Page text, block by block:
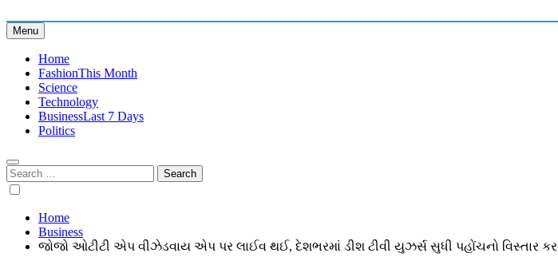
to
content
Menu
Home
FashionThis Month
Science
Technology
BusinessLast 7 Days
Politics
Search
for:
Home
Business
જોજો ઓટીટી એપ વીઝેડવાય એપ પર લાઈવ થઈ, દેશભરમાં ડીશ ટીવી યુઝર્સ સુધી પહોંચનો વિસ્તાર